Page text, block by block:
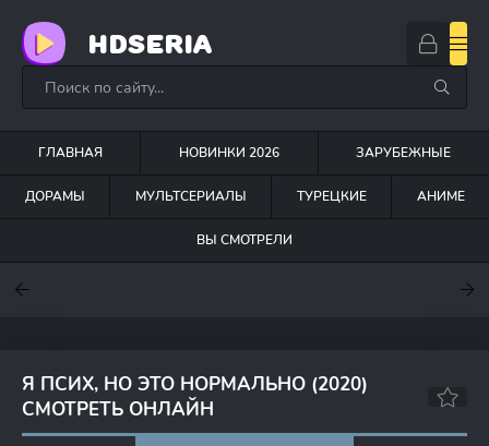
HDSERIA
ГЛАВНАЯ НОВИНКИ 2026 ЗАРУБЕЖНЫЕ
ДОРАМЫ МУЛЬТСЕРИАЛЫ ТУРЕЦКИЕ АНИМЕ
ВЫ СМОТРЕЛИ
Я ПСИХ, НО ЭТО НОРМАЛЬНО (2020)
СМОТРЕТЬ ОНЛАЙН
8.2